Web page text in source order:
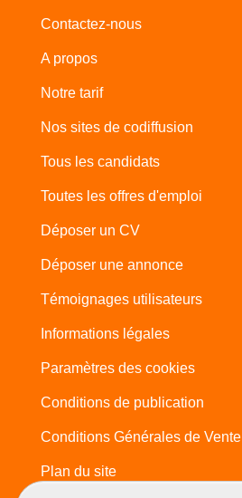
Contactez-nous
A propos
Notre tarif
Nos sites de codiffusion
Tous les candidats
Toutes les offres d'emploi
Déposer un CV
Déposer une annonce
Témoignages utilisateurs
Informations légales
Paramètres des cookies
Conditions de publication
Conditions Générales de Vente
Plan du site